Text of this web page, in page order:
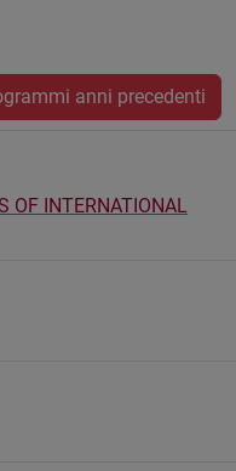
anni precedenti
OF INTERNATIONAL